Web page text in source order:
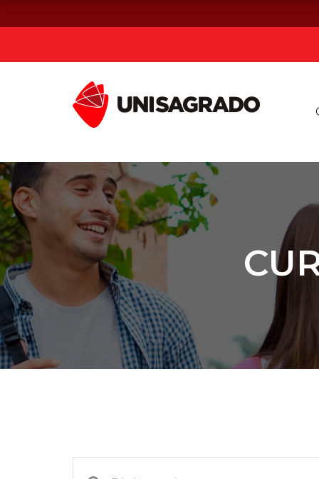
Graduação
Pós-graduação e MBA
Curta Duração
Vestibular
2ª Graduação